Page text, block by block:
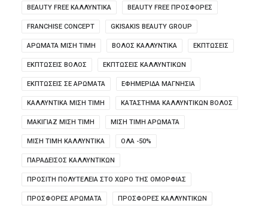
BEAUTY FREE ΚΑΛΛΥΝΤΙΚΑ BEAUTY FREE ΠΡΟΣΦΟΡΕΣ
FRANCHISE CONCEPT GKISAKIS BEAUTY GROUP
ΑΡΩΜΑΤΑ ΜΙΣΗ ΤΙΜΗ ΒΟΛΟΣ ΚΑΛΛΥΝΤΙΚΑ ΕΚΠΤΩΣΕΙΣ
ΕΚΠΤΩΣΕΙΣ ΒΟΛΟΣ ΕΚΠΤΩΣΕΙΣ ΚΑΛΛΥΝΤΙΚΩΝ
ΕΚΠΤΩΣΕΙΣ ΣΕ ΑΡΩΜΑΤΑ ΕΦΗΜΕΡΙΔΑ ΜΑΓΝΗΣΙΑ
ΚΑΛΛΥΝΤΙΚΑ ΜΙΣΗ ΤΙΜΗ ΚΑΤΑΣΤΗΜΑ ΚΑΛΛΥΝΤΙΚΩΝ ΒΟΛΟΣ
ΜΑΚΙΓΙΑΖ ΜΙΣΗ ΤΙΜΗ ΜΙΣΗ ΤΙΜΗ ΑΡΩΜΑΤΑ
ΜΙΣΗ ΤΙΜΗ ΚΑΛΛΥΝΤΙΚΑ ΟΛΑ -50%
ΠΑΡΑΔΕΙΣΟΣ ΚΑΛΛΥΝΤΙΚΩΝ
ΠΡΟΣΙΤΗ ΠΟΛΥΤΕΛΕΙΑ ΣΤΟ ΧΩΡΟ ΤΗΣ ΟΜΟΡΦΙΑΣ
ΠΡΟΣΦΟΡΕΣ ΑΡΩΜΑΤΑ ΠΡΟΣΦΟΡΕΣ ΚΑΛΛΥΝΤΙΚΩΝ